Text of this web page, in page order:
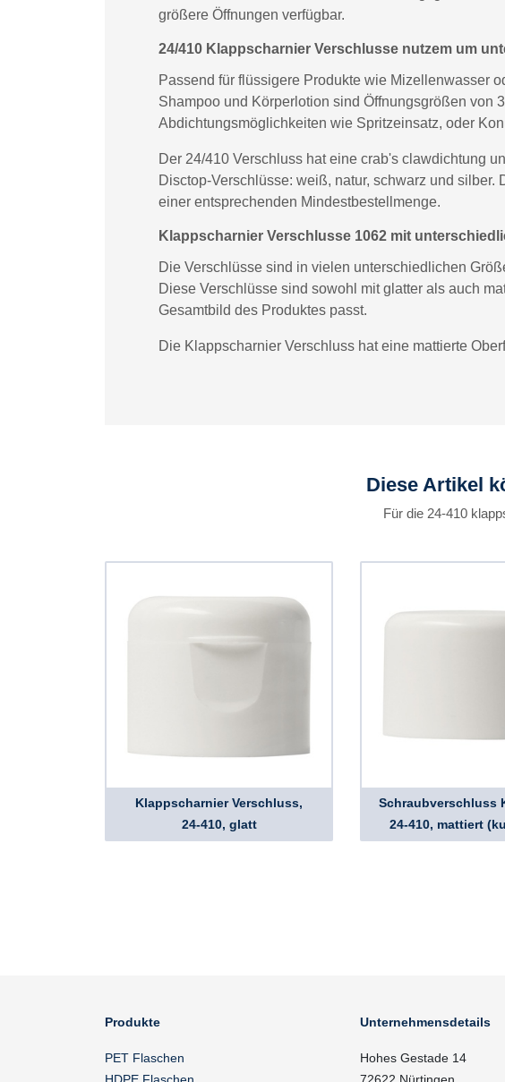
größere Öffnungen verfügbar.
24/410 Klappscharnier Verschlusse nutzem um
Passend für flüssigere Produkte wie Mizellenwasser
Shampoo und Körperlotion sind Öffnungsgrößen von
Abdichtungsmöglichkeiten wie Spritzeinsatz, oder
Der 24/410 Verschluss hat eine crab's clawdichtung
Disctop-Verschlüsse: weiß, natur, schwarz und
einer entsprechenden Mindestbestellmenge.
Klappscharnier Verschlusse 1062 mit
Die Verschlüsse sind in vielen unterschiedlichen
Diese Verschlüsse sind sowohl mit glatter als auch
Gesamtbild des Produktes passt.
Die Klappscharnier Verschluss hat eine mattierte
Diese Artikel
Für die 24-410
Klappscharnier Verschluss,
24-410, glatt
Schraubverschluss
24-410, mattiert
Produkte
PET Flaschen
Unternehmensdetails
Hohes Gestade 14